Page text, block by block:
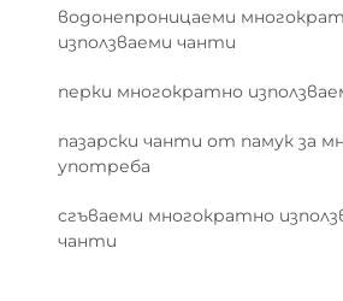
водонепроницаеми
използваеми чанти
перки многократно
пазарски чанти от памук за
употреба
сгъваеми многократно
чанти